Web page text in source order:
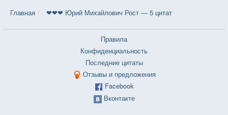
Главная ❤❤❤ Юрий Михайлович Рост — 5 цитат
Правила
Конфиденциальность
Последние цитаты
Отзывы и предложения
Facebook
Вконтакте